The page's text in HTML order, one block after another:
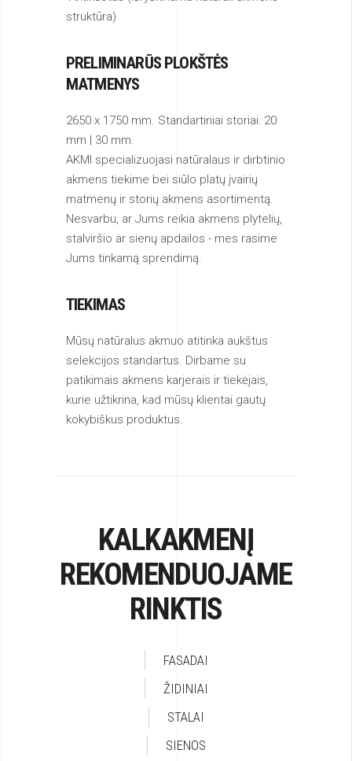
PRELIMINARŪS PLOKŠTĖS
2650 x 1750 mm. Standartiniai storiai: 20
mm | 30 mm.
akmens tiekime bei siūlo platų įvairių
matmenų ir storių akmens asortimentą.
Nesvarbu, ar Jums reikia akmens plytelių,
stalviršio ar sienų apdailos - mes rasime
Jums tinkamą sprendimą.
TIEKIMAS
selekcijos standartus. Dirbame su
kurie užtikrina, kad mūsų klientai gautų
kokybiškus produktus.
REKOMENDUOJAME
RINKTIS
FASADAI
STALAI
SIENOS
GRINDYS